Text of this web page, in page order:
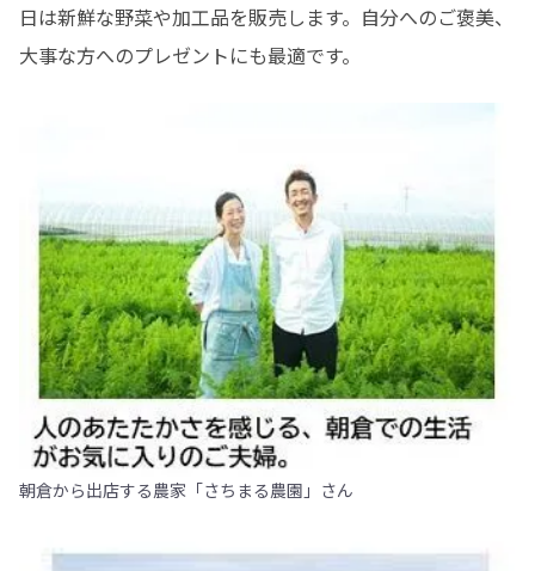
日は新鮮な野菜や加工品を販売します。自分へのご褒美、
大事な方へのプレゼントにも最適です。
朝倉から出店する農家「さちまる農園」さん